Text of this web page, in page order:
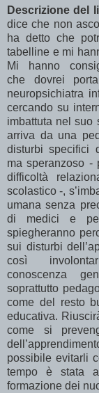
Descrizione del
dice che non
ha detto che
tabelline e mi
Mi hanno
che dovrei
neuropsichiatra
cercando su
imbattuta nel suo
arriva da una
disturbi specifici
ma speranzoso -
difficoltà
scolastico -,
umana senza
di medici e
spiegheranno
sui disturbi
così
conoscenza
soprattutto
come del resto
educativa.
come si
possibile evitarli
tempo è stata
formazione dei